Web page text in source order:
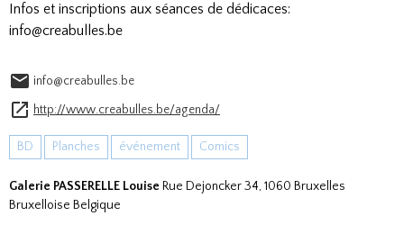
Infos et inscriptions aux séances de dédicaces:
info@creabulles.be
info@creabulles.be
http://www.creabulles.be/agenda/
BD Planches événement Comics
Galerie PASSERELLE Louise Rue Dejoncker 34, 1060 Bruxelles
Bruxelloise Belgique